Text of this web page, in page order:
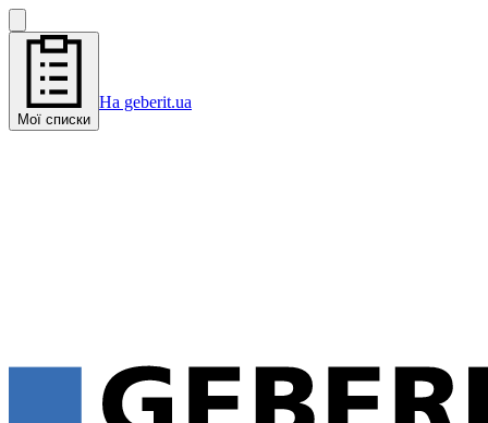
Мої списки
На geberit.ua